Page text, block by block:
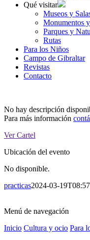
Qué visitar
Museos y
Monumentos
Parques y
Rutas
Para los Niños
Campo de Gibraltar
Revistas
Contacto
No hay descripción
Para más información
Ver Cartel
Ubicación del evento
No disponible.
practicas2024-03-
Menú de navegación
Inicio Cultura y ocio Para